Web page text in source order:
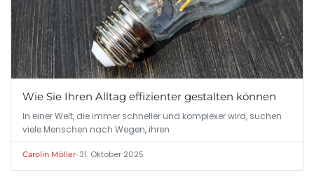
Wie Sie Ihren Alltag effizienter gestalten können
In einer Welt, die immer schneller und komplexer wird, suchen
viele Menschen nach Wegen, ihren
Carolin Möller•31. Oktober 2025